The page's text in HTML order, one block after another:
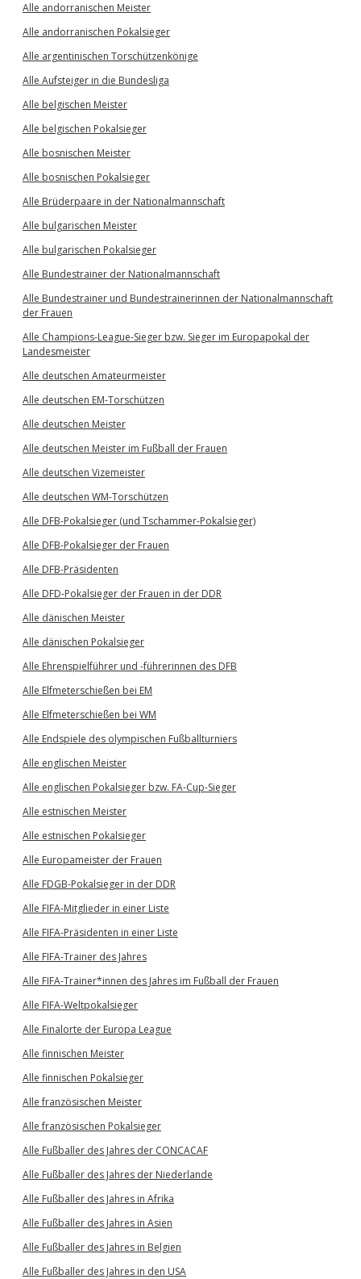
Alle andorranischen Meister
Alle andorranischen Pokalsieger
Alle argentinischen Torschützenkönige
Alle Aufsteiger in die Bundesliga
Alle belgischen Meister
Alle belgischen Pokalsieger
Alle bosnischen Meister
Alle bosnischen Pokalsieger
Alle Brüderpaare in der Nationalmannschaft
Alle bulgarischen Meister
Alle bulgarischen Pokalsieger
Alle Bundestrainer der Nationalmannschaft
Alle Bundestrainer und Bundestrainerinnen der Nationalmannschaft
der Frauen
Alle Champions-League-Sieger bzw. Sieger im Europapokal der
Landesmeister
Alle deutschen Amateurmeister
Alle deutschen EM-Torschützen
Alle deutschen Meister
Alle deutschen Meister im Fußball der Frauen
Alle deutschen Vizemeister
Alle deutschen WM-Torschützen
Alle DFB-Pokalsieger (und Tschammer-Pokalsieger)
Alle DFB-Pokalsieger der Frauen
Alle DFB-Präsidenten
Alle DFD-Pokalsieger der Frauen in der DDR
Alle dänischen Meister
Alle dänischen Pokalsieger
Alle Ehrenspielführer und -führerinnen des DFB
Alle Elfmeterschießen bei EM
Alle Elfmeterschießen bei WM
Alle Endspiele des olympischen Fußballturniers
Alle englischen Meister
Alle englischen Pokalsieger bzw. FA-Cup-Sieger
Alle estnischen Meister
Alle estnischen Pokalsieger
Alle Europameister der Frauen
Alle FDGB-Pokalsieger in der DDR
Alle FIFA-Mitglieder in einer Liste
Alle FIFA-Präsidenten in einer Liste
Alle FIFA-Trainer des Jahres
Alle FIFA-Trainer*innen des Jahres im Fußball der Frauen
Alle FIFA-Weltpokalsieger
Alle Finalorte der Europa League
Alle finnischen Meister
Alle finnischen Pokalsieger
Alle französischen Meister
Alle französischen Pokalsieger
Alle Fußballer des Jahres der CONCACAF
Alle Fußballer des Jahres der Niederlande
Alle Fußballer des Jahres in Afrika
Alle Fußballer des Jahres in Asien
Alle Fußballer des Jahres in Belgien
Alle Fußballer des Jahres in den USA